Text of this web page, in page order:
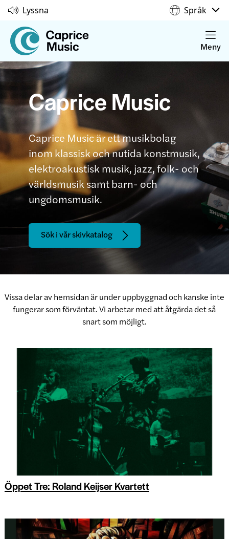
Lyssna Språk
Meny
Caprice Music
Caprice Music är ett musikbolag
inom klassisk och nutida konstmusik,
elektroakustisk musik, jazz, folk- och
världsmusik samt barn- och
ungdomsmusik.
Sök i vår skivkatalog
Vissa delar av hemsidan är under uppbyggnad och kanske inte
fungerar som förväntat. Vi arbetar med att åtgärda det så
snart som möjligt.
Öppet Tre: Roland Keijser Kvartett